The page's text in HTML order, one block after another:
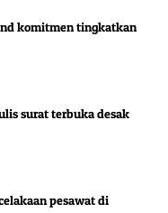
komitmen tingkatkan
surat terbuka desak
pesawat di